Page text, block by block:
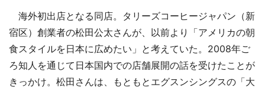
海外初出店となる同店。タリーズコーヒージャパン（新
宿区）創業者の松田公太さんが、以前より「アメリカの朝
食スタイルを日本に広めたい」と考えていた。2008年ご
ろ知人を通じて日本国内での店舗展開の話を受けたことが
きっかけ。松田さんは、もともとエグスンシングスの「大